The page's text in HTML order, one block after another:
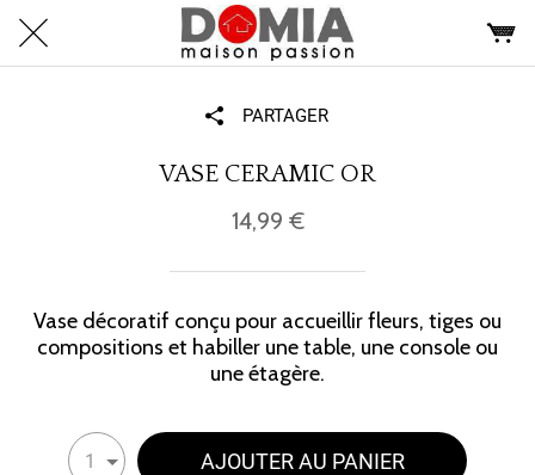
PARTAGER
VASE CERAMIC OR
14,99 €
Vase décoratif conçu pour accueillir fleurs, tiges ou
compositions et habiller une table, une console ou
une étagère.
1 AJOUTER AU PANIER